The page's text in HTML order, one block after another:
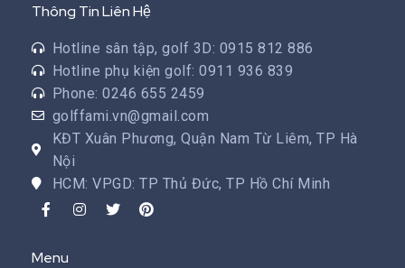
Thông Tin Liên Hệ
Hotline sân tập, golf 3D: 0915 812 886
Hotline phụ kiện golf: 0911 936 839
Phone: 0246 655 2459
golffami.vn@gmail.com
KĐT Xuân Phương, Quận Nam Từ Liêm, TP Hà
Nội
HCM: VPGD: TP Thủ Đức, TP Hồ Chí Minh
Menu